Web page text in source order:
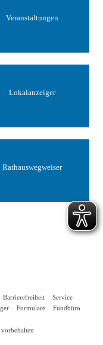
Veranstaltungen
Lokalanzeiger
Rathauswegweiser
Barrierefreiheit
Service
Formulare
Fundbüro